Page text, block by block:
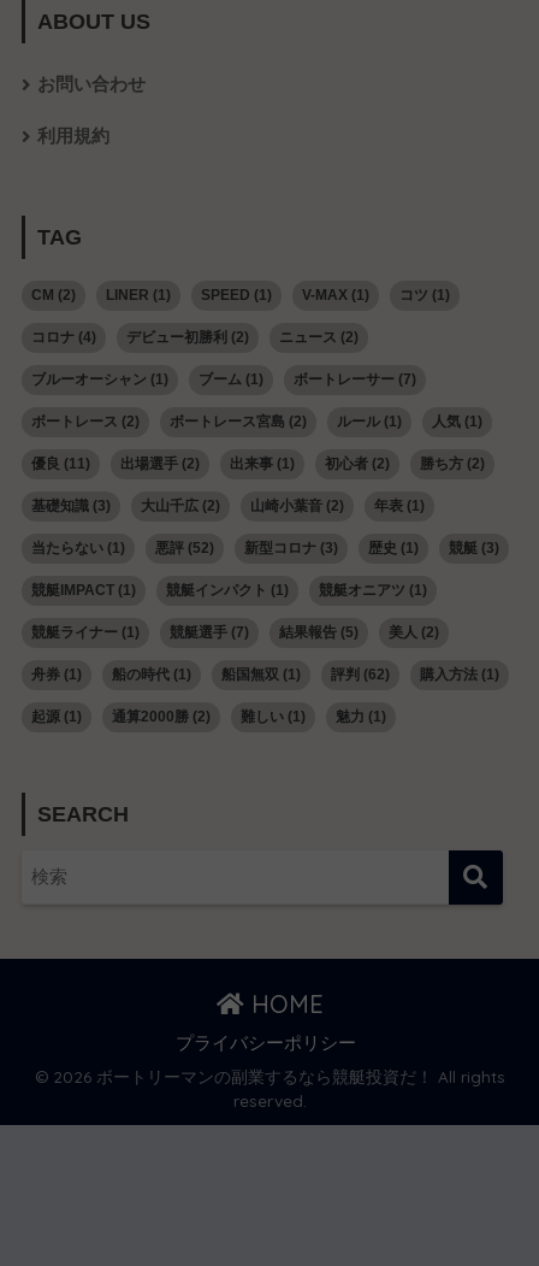
ABOUT US
お問い合わせ
利用規約
TAG
CM (2) LINER (1) SPEED (1) V-MAX(1) コツ (1)
コロナ(4) デビュー初勝利 (2) ニュース (2)
ブルーオーシャン (1) ブーム(1) ボートレーサー (7)
ボートレース (2) ボートレース宮島 (2) ルール(1) 人気(1)
優良 (11) 出場選手(2) 出来事(1) 初心者(2) 勝ち方(2)
基礎知識(3) 大山千広(2) 山崎小葉音(2) 年表(1)
当たらない(1) 悪評(52) 新型コロナ(3) 歴史 (1) 競艇 (3)
競艇IMPACT(1) 競艇インパクト (1) 競艇オニアツ (1)
競艇ライナー (1) 競艇選手(7) 結果報告(5) 美人 (2)
舟券(1) 船の時代(1) 船国無双 (1) 評判 (62) 購入方法(1)
起源(1) 通算2000勝(2) 難しい(1) 魅力 (1)
SEARCH
HOME
プライバシーポリシー
© 2026 ボートリーマンの副業するなら競艇投資だ！ All rights
reserved.